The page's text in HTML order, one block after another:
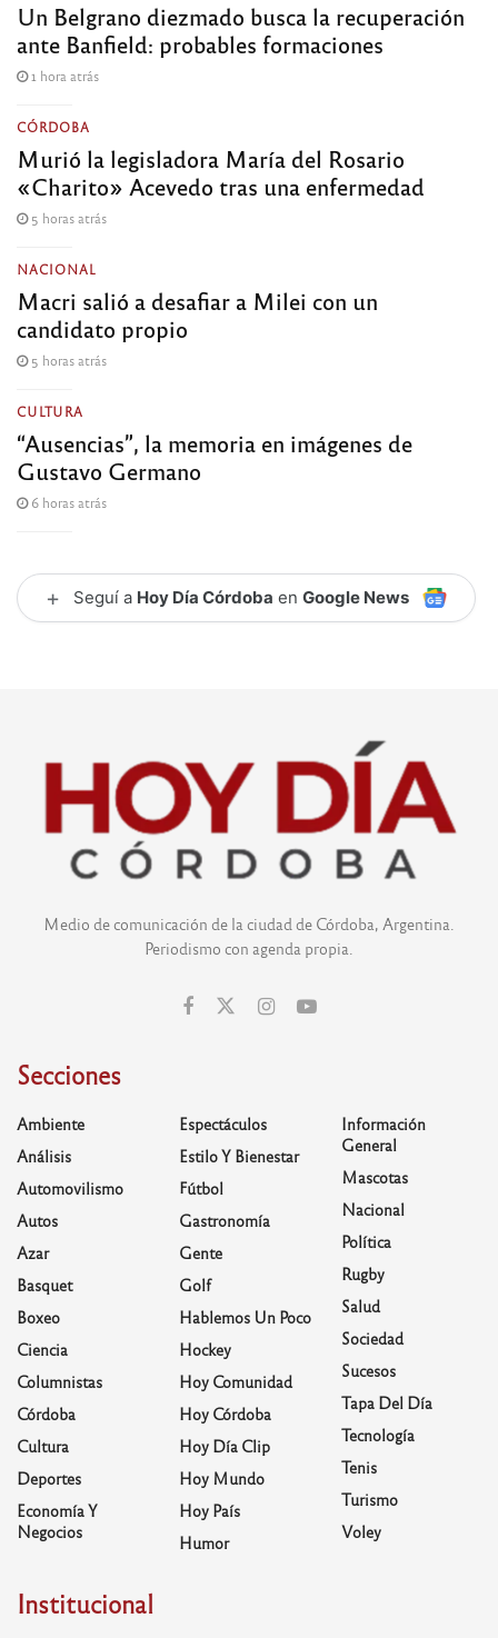
Un Belgrano diezmado busca la recuperación
ante Banfield: probables formaciones
1 hora atrás
CÓRDOBA
Murió la legisladora María del Rosario
«Charito» Acevedo tras una enfermedad
5 horas atrás
NACIONAL
Macri salió a desafiar a Milei con un
candidato propio
5 horas atrás
CULTURA
“Ausencias”, la memoria en imágenes de
Gustavo Germano
6 horas atrás
+ Seguí a Hoy Día Córdoba en Google News
Medio de comunicación de la ciudad de Córdoba, Argentina.
Periodismo con agenda propia.
Secciones
Ambiente
Análisis
Automovilismo
Autos
Azar
Basquet
Boxeo
Ciencia
Columnistas
Córdoba
Cultura
Deportes
Economía Y
Negocios
Espectáculos
Estilo Y Bienestar
Fútbol
Gastronomía
Gente
Golf
Hablemos Un Poco
Hockey
Hoy Comunidad
Hoy Córdoba
Hoy Día Clip
Hoy Mundo
Hoy País
Humor
Información
General
Mascotas
Nacional
Política
Rugby
Salud
Sociedad
Sucesos
Tapa Del Día
Tecnología
Tenis
Turismo
Voley
Institucional